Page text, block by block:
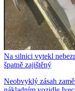
Na silnici vytekl
špatně zajištěný
Neobvyklý zásah